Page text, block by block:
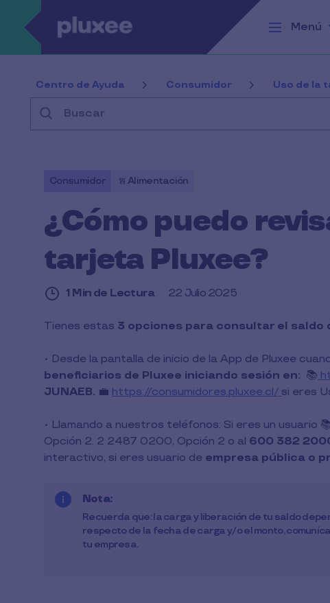
Pasar al contenido principal
Menú
Centro de Ayuda Consumidor Uso de la
Consumidor Alimentación
¿Cómo puedo
tarjeta Pluxee?
1 Min de Lectura 22 Julio 2025
1
Lectura
Tienes estas 3 opciones para consultar el saldo
• Desde la pantalla de inicio de la App de Pluxee
beneficiarios de Pluxee iniciando sesión en: 📚
JUNAEB. 💼 https://consumidores.pluxee.cl/ si eres
• Llamando a nuestros teléfonos: Si eres un usuario
Opción 2. 2 2487 0200, Opción 2 o al 600 382
interactivo, si eres usuario de empresa pública o
Nota:
Recuerda que: la carga y liberación de tu saldo
respecto de la fecha de carga y/o el monto,
tu empresa.